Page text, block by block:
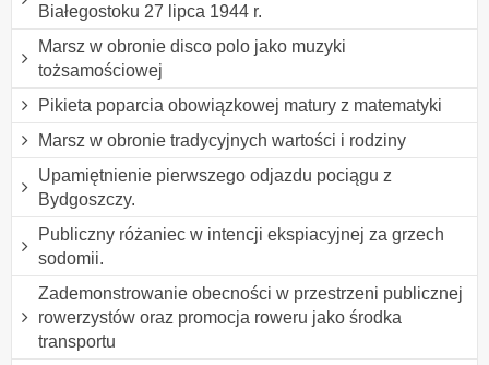
Białegostoku 27 lipca 1944 r.
Marsz w obronie disco polo jako muzyki
tożsamościowej
Pikieta poparcia obowiązkowej matury z matematyki
Marsz w obronie tradycyjnych wartości i rodziny
Upamiętnienie pierwszego odjazdu pociągu z
Bydgoszczy.
Publiczny różaniec w intencji ekspiacyjnej za grzech
sodomii.
Zademonstrowanie obecności w przestrzeni publicznej
rowerzystów oraz promocja roweru jako środka
transportu